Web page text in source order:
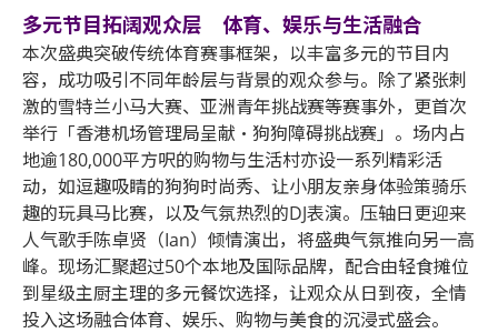
多元节目拓阔观众层 体育、娱乐与生活融合
本次盛典突破传统体育赛事框架，以丰富多元的节目内
容，成功吸引不同年龄层与背景的观众参与。除了紧张刺
激的雪特兰小马大赛、亚洲青年挑战赛等赛事外，更首次
举行「香港机场管理局呈献・狗狗障碍挑战赛」。场内占
地逾180,000平方呎的购物与生活村亦设一系列精彩活
动，如逗趣吸睛的狗狗时尚秀、让小朋友亲身体验策骑乐
趣的玩具马比赛，以及气氛热烈的DJ表演。压轴日更迎来
人气歌手陈卓贤（Ian）倾情演出，将盛典气氛推向另一高
峰。现场汇聚超过50个本地及国际品牌，配合由轻食摊位
到星级主厨主理的多元餐饮选择，让观众从日到夜，全情
投入这场融合体育、娱乐、购物与美食的沉浸式盛会。